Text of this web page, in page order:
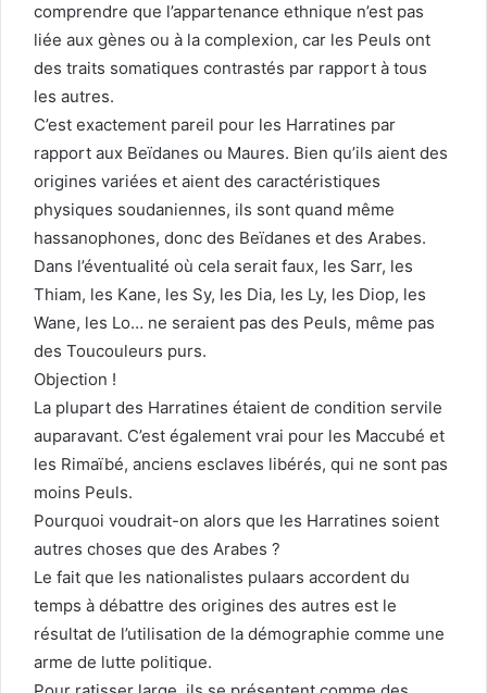
comprendre que l’appartenance ethnique n’est pas
liée aux gènes ou à la complexion, car les Peuls ont
des traits somatiques contrastés par rapport à tous
les autres.
C’est exactement pareil pour les Harratines par
rapport aux Beïdanes ou Maures. Bien qu’ils aient des
origines variées et aient des caractéristiques
physiques soudaniennes, ils sont quand même
hassanophones, donc des Beïdanes et des Arabes.
Dans l’éventualité où cela serait faux, les Sarr, les
Thiam, les Kane, les Sy, les Dia, les Ly, les Diop, les
Wane, les Lo… ne seraient pas des Peuls, même pas
des Toucouleurs purs.
Objection !
La plupart des Harratines étaient de condition servile
auparavant. C’est également vrai pour les Maccubé et
les Rimaïbé, anciens esclaves libérés, qui ne sont pas
moins Peuls.
Pourquoi voudrait-on alors que les Harratines soient
autres choses que des Arabes ?
Le fait que les nationalistes pulaars accordent du
temps à débattre des origines des autres est le
résultat de l’utilisation de la démographie comme une
arme de lutte politique.